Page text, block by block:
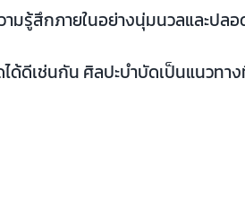
มรู้สึกภายในอย่างนุ่มนวลและปล
เช่นกัน ศิลปะบำบัดเป็นแนวทาง